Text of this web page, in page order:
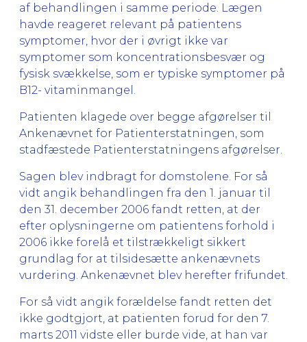
af behandlingen i samme periode. Lægen
havde reageret relevant på patientens
symptomer, hvor der i øvrigt ikke var
symptomer som koncentrationsbesvær og
fysisk svækkelse, som er typiske symptomer på
B12- vitaminmangel.
Patienten klagede over begge afgørelser til
Ankenævnet for Patienterstatningen, som
stadfæstede Patienterstatningens afgørelser.
Sagen blev indbragt for domstolene. For så
vidt angik behandlingen fra den 1. januar til
den 31. december 2006 fandt retten, at der
efter oplysningerne om patientens forhold i
2006 ikke forelå et tilstrækkeligt sikkert
grundlag for at tilsidesætte ankenævnets
vurdering. Ankenævnet blev herefter frifundet.
For så vidt angik forældelse fandt retten det
ikke godtgjort, at patienten forud for den 7.
marts 2011 vidste eller burde vide, at han var